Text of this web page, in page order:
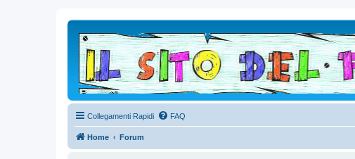
Collegamenti Rapidi FAQ
Home Forum